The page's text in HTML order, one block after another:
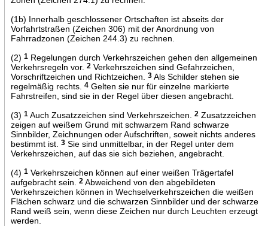
(1b) Innerhalb geschlossener Ortschaften ist abseits der
Vorfahrtstraßen (Zeichen 306) mit der Anordnung von
Fahrradzonen (Zeichen 244.3) zu rechnen.
(2) 1Regelungen durch Verkehrszeichen gehen den allgemeinen
Verkehrsregeln vor. 2Verkehrszeichen sind Gefahrzeichen,
Vorschriftzeichen und Richtzeichen.
3Als Schilder stehen sie
regelmäßig rechts.
4Gelten sie nur für einzelne markierte
Fahrstreifen, sind sie in der Regel über diesen angebracht.
(3) 1Auch Zusatzzeichen sind Verkehrszeichen. 2Zusatzzeichen
zeigen auf weißem Grund mit schwarzem Rand schwarze
Sinnbilder, Zeichnungen oder Aufschriften, soweit nichts anderes
bestimmt ist.
3Sie sind unmittelbar, in der Regel unter dem
Verkehrszeichen, auf das sie sich beziehen, angebracht.
(4) 1Verkehrszeichen können auf einer weißen Trägertafel
aufgebracht sein.
2Abweichend von den abgebildeten
Verkehrszeichen können in Wechselverkehrszeichen die weißen
Flächen schwarz und die schwarzen Sinnbilder und der schwarze
Rand weiß sein, wenn diese Zeichen nur durch Leuchten erzeugt
werden.